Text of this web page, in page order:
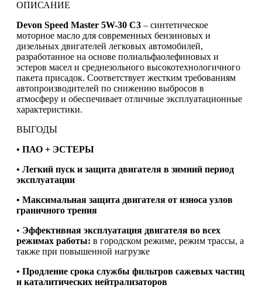
ОПИСАНИЕ
Devon Speed Master 5W-30 C3 – синтетическое
моторное масло для современных бензиновых и
дизельных двигателей легковых автомобилей,
разработанное на основе полиальфаолефиновых и
эстеров масел и среднезольного высокотехнологичного
пакета присадок. Соответствует жестким требованиям
автопроизводителей по снижению выбросов в
атмосферу и обеспечивает отличные эксплуатационные
характеристики.
ВЫГОДЫ
• ПАО + ЭСТЕРЫ
• Легкий пуск и защита двигателя в зимний период
эксплуатации
• Максимальная защита двигателя от износа узлов
граничного трения
• Эффективная эксплуатация двигателя во всех
режимах работы: в городском режиме, режим трассы, а
также при повышенной нагрузке
• Продление срока службы фильтров сажевых частиц
и каталитических нейтрализаторов